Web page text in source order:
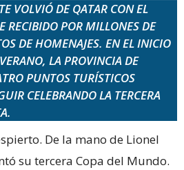
VOLVIÓ DE QATAR CON EL
RECIBIDO POR MILLONES DE
DE HOMENAJES. EN EL INICIO
LA PROVINCIA DE
PUNTOS TURÍSTICOS
CELEBRANDO LA TERCERA
De la mano de Lionel
su tercera Copa del Mundo.